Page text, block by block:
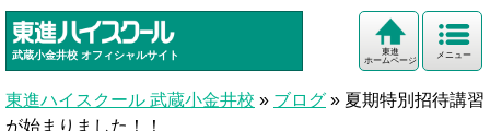
武蔵小金井校 オフィシャルサイト メニュー
東進
ホームページ
東進ハイスクール 武蔵小金井校 » ブログ » 夏期特別招待講習
が始まりました！！